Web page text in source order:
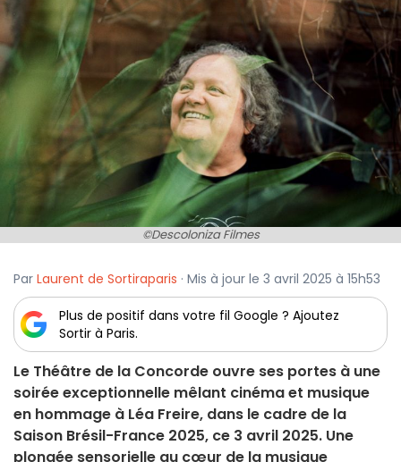
©Descoloniza Filmes
Par Laurent de Sortiraparis · Mis à jour le 3 avril 2025 à 15h53
Plus de positif dans votre fil Google ? Ajoutez
Sortir à Paris.
Le Théâtre de la Concorde ouvre ses portes à une
soirée exceptionnelle mêlant cinéma et musique
en hommage à Léa Freire, dans le cadre de la
Saison Brésil-France 2025, ce 3 avril 2025. Une
plongée sensorielle au cœur de la musique